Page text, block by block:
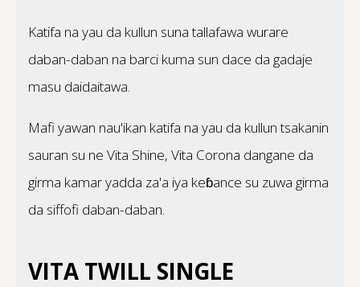
Katifa na yau da kullun suna tallafawa wurare
daban-daban na barci kuma sun dace da gadaje
masu daidaitawa.
Mafi yawan nau'ikan katifa na yau da kullun tsakanin
sauran su ne Vita Shine, Vita Corona dangane da
girma kamar yadda za'a iya keɓance su zuwa girma
da siffofi daban-daban.
VITA TWILL SINGLE